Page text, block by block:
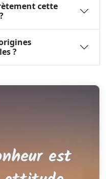
cette
?